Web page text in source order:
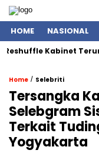
HOME NASIONAL
Kabinet Terungkap:
Home / Selebriti
Tersangka
Selebgram
Terkait
Yogyakarta